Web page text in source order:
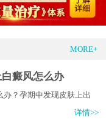
MORE+
癜风怎么办
？孕期中发现皮肤上出
详情>>